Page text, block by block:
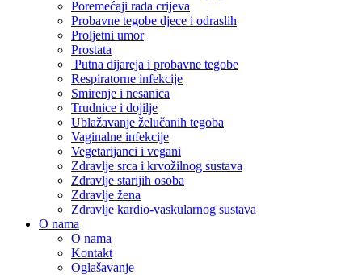
Poremećaji rada crijeva
Probavne tegobe djece i odraslih
Proljetni umor
Prostata
Putna dijareja i probavne tegobe
Respiratorne infekcije
Smirenje i nesanica
Trudnice i dojilje
Ublažavanje želučanih tegoba
Vaginalne infekcije
Vegetarijanci i vegani
Zdravlje srca i krvožilnog sustava
Zdravlje starijih osoba
Zdravlje žena
Zdravlje kardio-vaskularnog sustava
O nama
O nama
Kontakt
Oglašavanje